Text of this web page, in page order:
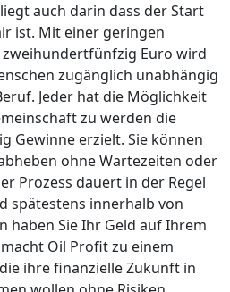
liegt auch darin dass der Start
ist. Mit einer geringen
Euro wird
zugänglich unabhängig
Jeder hat die Möglichkeit
zu werden die
Gewinne erzielt. Sie können
ohne Wartezeiten oder
Prozess dauert in der Regel
spätestens innerhalb von
haben Sie Ihr Geld auf Ihrem
Oil Profit zu einem
ihre finanzielle Zukunft in